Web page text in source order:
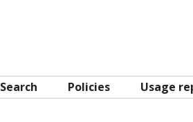
Search Policies Usage